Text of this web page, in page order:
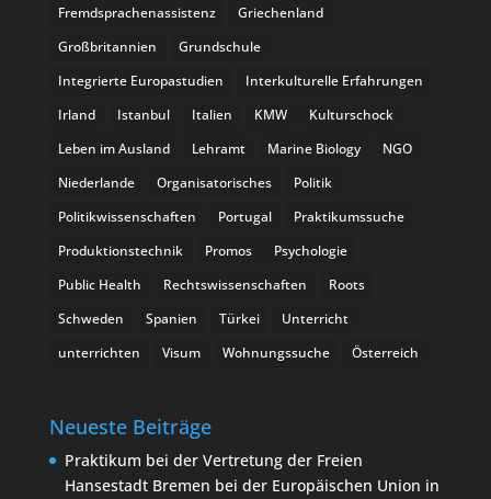
Fremdsprachenassistenz
Griechenland
Großbritannien
Grundschule
Integrierte Europastudien
Interkulturelle Erfahrungen
Irland
Istanbul Italien KMW
Kulturschock
Leben im Ausland
Lehramt Marine Biology
NGO
Niederlande
Organisatorisches
Politik
Politikwissenschaften
Portugal
Praktikumssuche
Produktionstechnik
Promos
Psychologie
Public Health
Rechtswissenschaften
Roots
Schweden
Spanien Türkei
Unterricht
unterrichten
Visum Wohnungssuche Österreich
Neueste Beiträge
Praktikum bei der Vertretung der Freien
Hansestadt Bremen bei der Europäischen Union in